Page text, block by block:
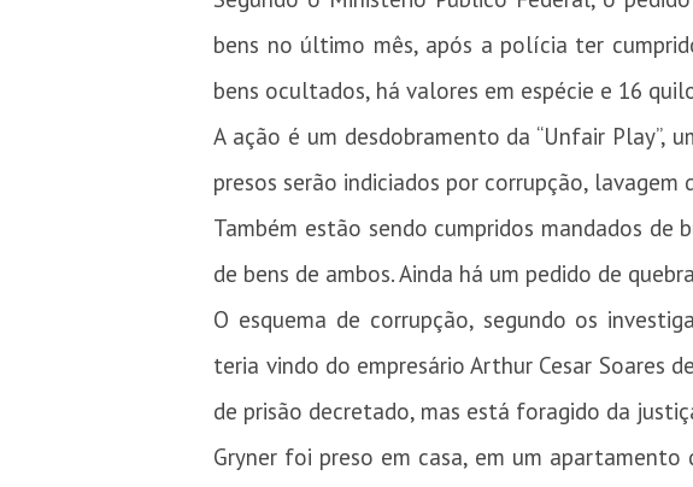
bens no último mês, após a polícia ter
bens ocultados, há valores em espécie e 16
A ação é um desdobramento da “Unfair Play”,
presos serão indiciados por corrupção, lavagem
Também estão sendo cumpridos mandados de
de bens de ambos. Ainda há um pedido de
O esquema de corrupção, segundo os
teria vindo do empresário Arthur Cesar Soares
de prisão decretado, mas está foragido da
Gryner foi preso em casa, em um